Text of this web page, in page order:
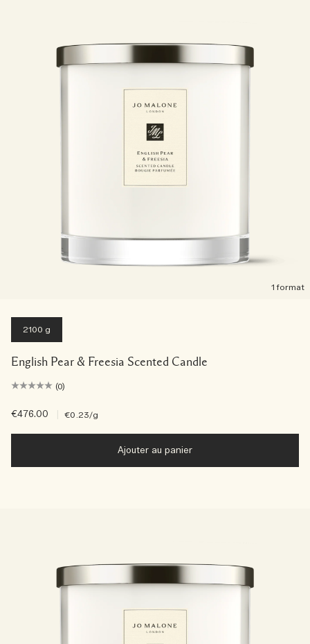
1 format
2100 g
English Pear & Freesia Scented Candle
(0)
€476.00 €0.23/g
Ajouter au panier